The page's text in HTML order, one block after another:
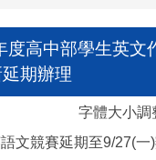
度高中部學生英文
期辦理
字體大小調
文競賽延期至9/27(一